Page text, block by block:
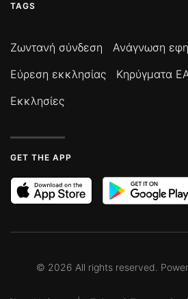
TAGS
Ζωντανή σύνδεση Ανάγνωση
Εύρεση εκκλησίας
Κηρύγματα
Εκκλησίες
GET THE APP
© 2026 All rights reserved.